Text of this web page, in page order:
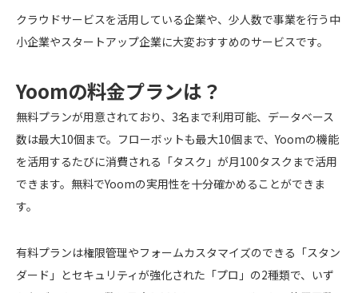
クラウドサービスを活用している企業や、少人数で事業を行う中
小企業やスタートアップ企業に大変おすすめのサービスです。
Yoomの料金プランは？
無料プランが用意されており、3名まで利用可能、データベース
数は最大10個まで。フローボットも最大10個まで、Yoomの機能
を活用するたびに消費される「タスク」が月100タスクまで活用
できます。無料でYoomの実用性を十分確かめることができま
す。
有料プランは権限管理やフォームカスタマイズのできる「スタン
ダード」とセキュリティが強化された「プロ」の2種類で、いず